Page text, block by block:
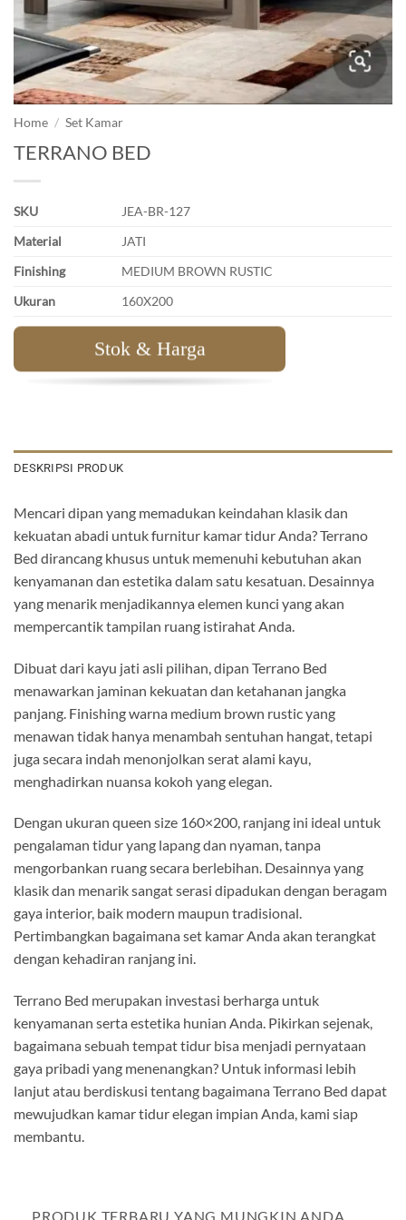
Home / Set Kamar
TERRANO BED
SKU
JEA-BR-127
Material
JATI
Finishing
MEDIUM BROWN RUSTIC
Ukuran
160X200
Stok & Harga
DESKRIPSI PRODUK
Mencari dipan yang memadukan keindahan klasik dan
kekuatan abadi untuk furnitur kamar tidur Anda? Terrano
Bed dirancang khusus untuk memenuhi kebutuhan akan
kenyamanan dan estetika dalam satu kesatuan. Desainnya
yang menarik menjadikannya elemen kunci yang akan
mempercantik tampilan ruang istirahat Anda.
Dibuat dari kayu jati asli pilihan, dipan Terrano Bed
menawarkan jaminan kekuatan dan ketahanan jangka
panjang. Finishing warna medium brown rustic yang
menawan tidak hanya menambah sentuhan hangat, tetapi
juga secara indah menonjolkan serat alami kayu,
menghadirkan nuansa kokoh yang elegan.
Dengan ukuran queen size 160×200, ranjang ini ideal untuk
pengalaman tidur yang lapang dan nyaman, tanpa
mengorbankan ruang secara berlebihan. Desainnya yang
klasik dan menarik sangat serasi dipadukan dengan beragam
gaya interior, baik modern maupun tradisional.
Pertimbangkan bagaimana set kamar Anda akan terangkat
dengan kehadiran ranjang ini.
Terrano Bed merupakan investasi berharga untuk
kenyamanan serta estetika hunian Anda. Pikirkan sejenak,
bagaimana sebuah tempat tidur bisa menjadi pernyataan
gaya pribadi yang menenangkan? Untuk informasi lebih
lanjut atau berdiskusi tentang bagaimana Terrano Bed dapat
mewujudkan kamar tidur elegan impian Anda, kami siap
membantu.
PRODUK TERBARU YANG MUNGKIN ANDA